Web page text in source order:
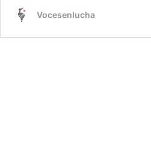
Vocesenlucha